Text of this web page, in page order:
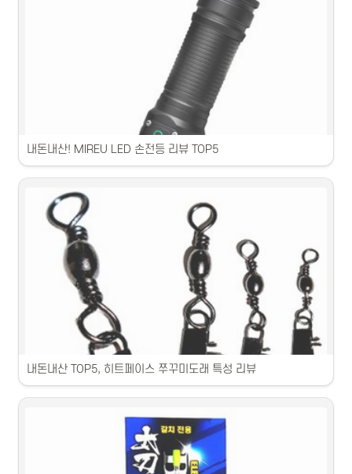
1. 소품 케이스로 유명한 A 브랜드의 고급스러운 디자인 시리즈입니
다.2. 접착력이 우수한 B 브랜드의 방수 기능이 있는 소재로 제작되었습
니다.3. C 브랜드의 가격 부담이 적은 경제적인 투명 케이스입니다.4. 다
양한 컬러와 패턴이 화려한 D 브랜드의 스타일리시한 소품입니다.5. E
브랜드의 내구성이 뛰어난 소재로 만들어져 실용적입니다.
1. 밝고 가볍게 들고 다니기 편한 손전등입니다.2. 방수 기능이 강력한 상
품입니다.3. 손목에 끼고 사용할 수 있는 손전등입니다.4. 백라이트 기능
이 있는 제품입니다.5. 캠핑에 최적화된 손전등입니다.
내돈내산! MIREU LED 손전등 리뷰 TOP5
내돈내산 TOP5, 히트페이스 쭈꾸미도래 특성 리뷰